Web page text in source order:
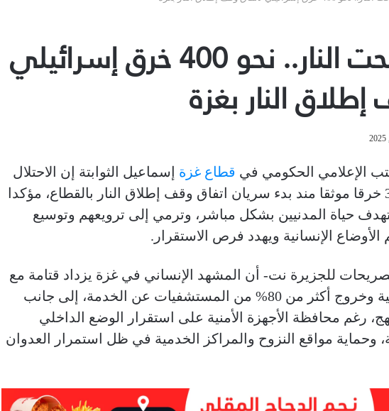
وقف النار تحت النار.. نحو 400 خرق إسرائيلي
النار بغزة
الإعلامي الحكومي في قطاع غزة إسماعيل الثوابتة إن الاحتلال
الإسرائيلي ارتكب 393 خرقا موثقا مند بدء سريان اتفاق وقف إطلاق النار بالقطاع، مؤكدا
حياة المدنيين بشكل مباشر، وترمي إلى ترويعهم وتوسيع
الأوضاع الإنسانية ويهدد فرص الاستقرار.
للجزيرة نت- أن المشهد الإنساني في غزة يزداد قتامة مع
انهيار المنظومة الصحية وخروج أكثر من 80% من المستشفيات عن الخدمة، إلى جانب
رغم محافظة الأجهزة الأمنية على استقرار الوضع الداخلي
وحماية مواقع النزوح والمراكز الخدمية في ظل استمرار العدوان